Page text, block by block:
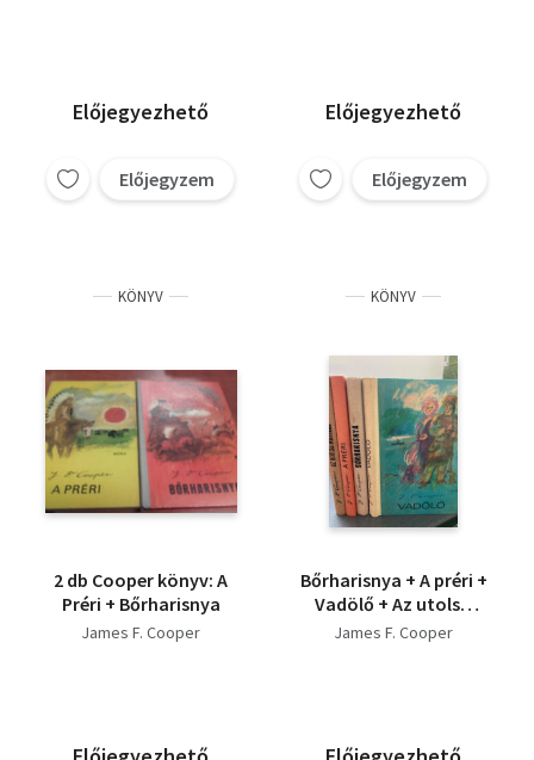
Előjegyezhető
Előjegyzem
Előjegyezhető
Előjegyzem
KÖNYV
2 db Cooper könyv: A
Préri + Bőrharisnya
James F. Cooper
KÖNYV
Bőrharisnya + A préri +
Vadölő + Az utolsó
mohikán (4 db.
James F. Cooper